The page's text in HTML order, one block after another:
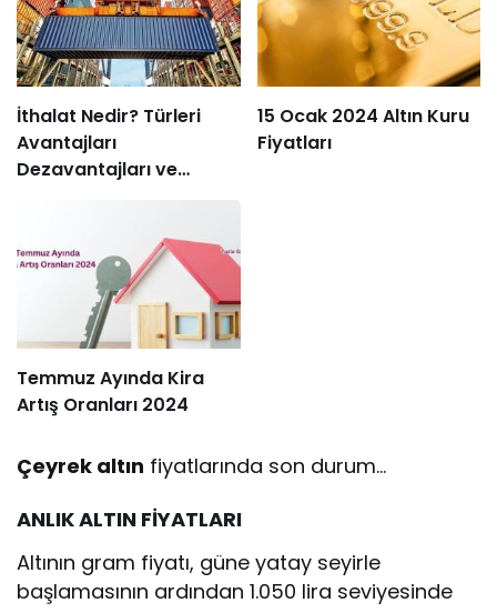
İthalat Nedir? Türleri
Avantajları
Dezavantajları ve
15 Ocak 2024 Altın Kuru
Fiyatları
Temmuz Ayında Kira
Artış Oranları 2024
Çeyrek altın fiyatlarında son durum…
ANLIK ALTIN FİYATLARI
Altının gram fiyatı, güne yatay seyirle
başlamasının ardından 1.050 lira seviyesinde